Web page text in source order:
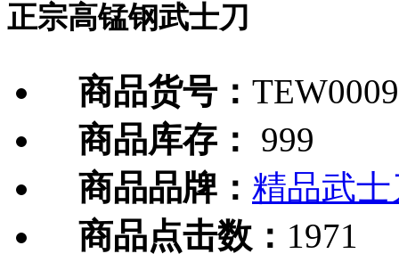
正宗高锰钢武士刀
商品货号：
商品库存：
999
商品品牌： 精品武士
商品点击数： 1971